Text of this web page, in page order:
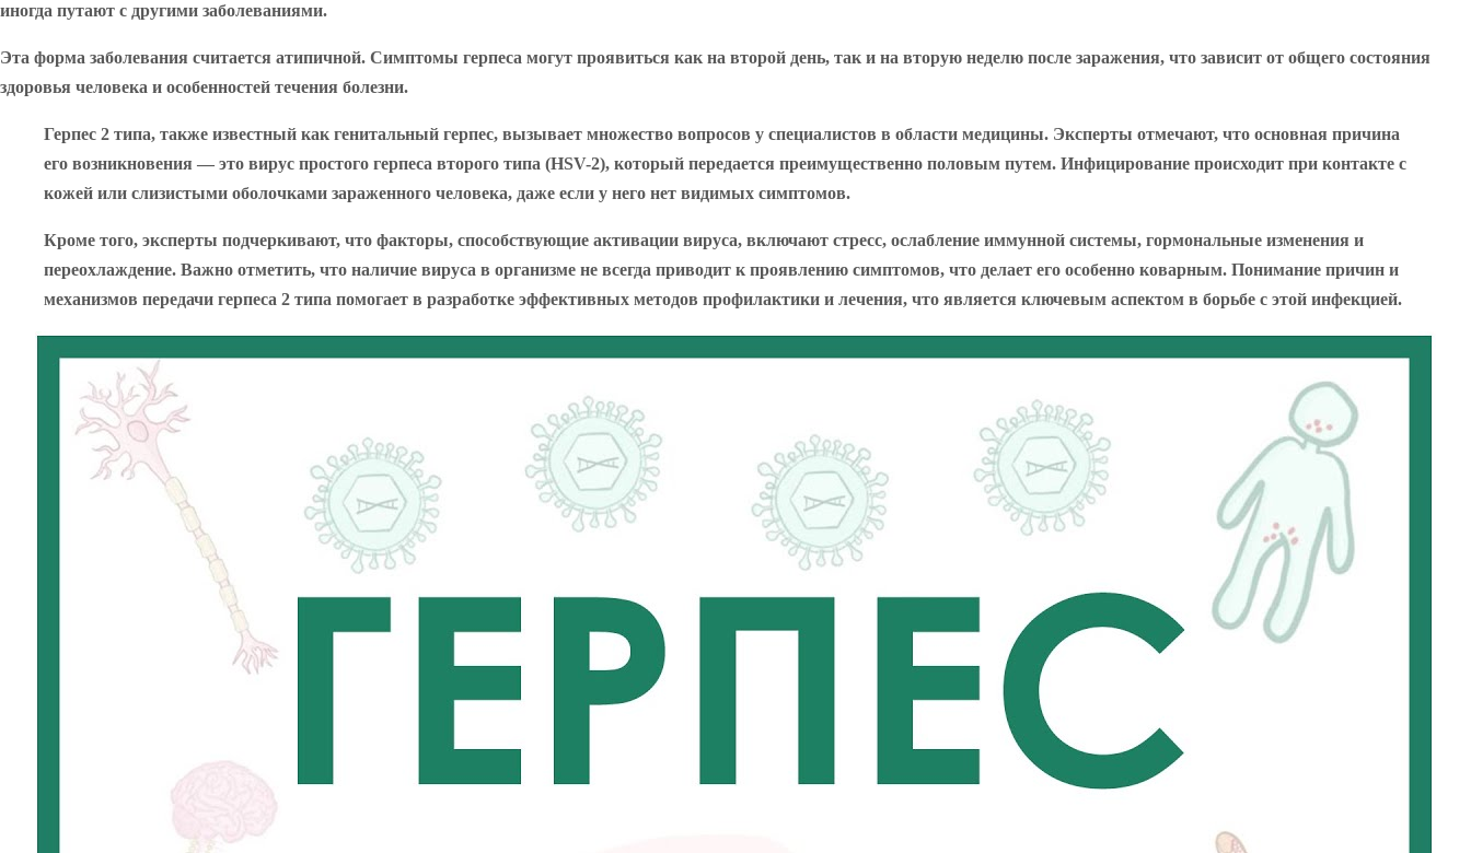
иногда путают с другими заболеваниями.
Эта форма заболевания считается атипичной. Симптомы герпеса могут проявиться как на второй день, так и на вторую неделю после заражения, что зависит от общего состояния
здоровья человека и особенностей течения болезни.
Герпес 2 типа, также известный как генитальный герпес, вызывает множество вопросов у специалистов в области медицины. Эксперты отмечают, что основная причина
его возникновения — это вирус простого герпеса второго типа (HSV-2), который передается преимущественно половым путем. Инфицирование происходит при контакте с
кожей или слизистыми оболочками зараженного человека, даже если у него нет видимых симптомов.
Кроме того, эксперты подчеркивают, что факторы, способствующие активации вируса, включают стресс, ослабление иммунной системы, гормональные изменения и
переохлаждение. Важно отметить, что наличие вируса в организме не всегда приводит к проявлению симптомов, что делает его особенно коварным. Понимание причин и
механизмов передачи герпеса 2 типа помогает в разработке эффективных методов профилактики и лечения, что является ключевым аспектом в борьбе с этой инфекцией.